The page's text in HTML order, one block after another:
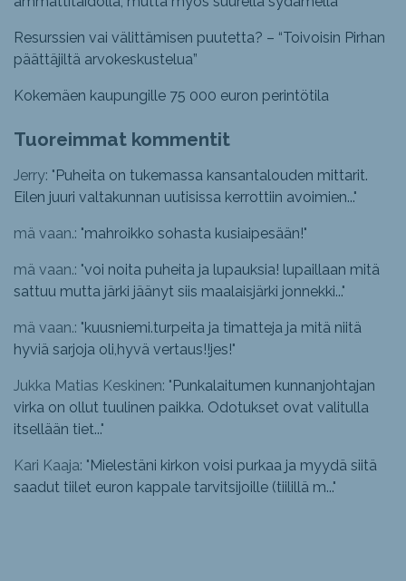
Resurssien vai välittämisen puutetta? – “Toivoisin Pirhan
päättäjiltä arvokeskustelua”
Kokemäen kaupungille 75 000 euron perintötila
Tuoreimmat kommentit
Jerry: " Puheita on tukemassa kansantalouden mittarit.
Eilen juuri valtakunnan uutisissa kerrottiin avoimien..."
mä vaan.: "mahroikko sohasta kusiaipesään!"
mä vaan.: "voi noita puheita ja lupauksia! lupaillaan mitä
sattuu mutta järki jäänyt siis maalaisjärki jonnekki..."
mä vaan.: "kuusniemi.turpeita ja timatteja ja mitä niitä
hyviä sarjoja oli,hyvä vertaus!!jes!"
Jukka Matias Keskinen: " Punkalaitumen kunnanjohtajan
virka on ollut tuulinen paikka. Odotukset ovat valitulla
itsellään tiet..."
Kari Kaaja: " Mielestäni kirkon voisi purkaa ja myydä siitä
saadut tiilet euron kappale tarvitsijoille (tiilillä m..."